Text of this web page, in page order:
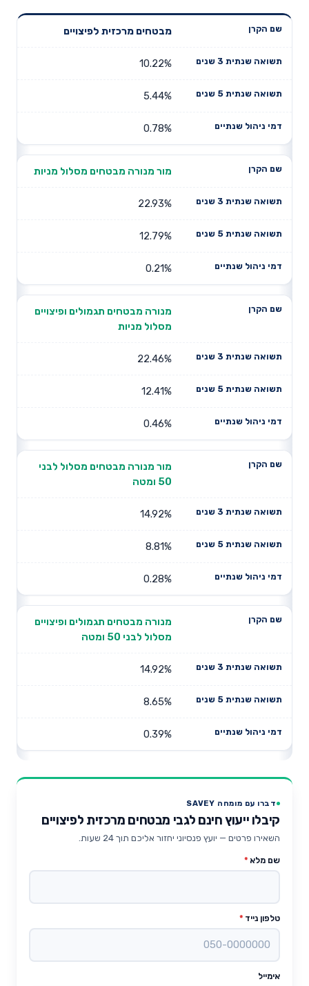
שנים
תשואה
מבטחים מרכזית לפיצויים
10.22%
5.44%
0.78%
מור מנורה מבטחים מסלול מניות
22.93%
12.79%
0.21%
מנורה מבטחים תגמולים ופיצויים
מסלול מניות
22.46%
12.41%
0.46%
מור מנורה מבטחים מסלול לבני
50 ומטה
14.92%
8.81%
0.28%
מנורה מבטחים תגמולים ופיצויים
מסלול לבני 50 ומטה
14.92%
8.65%
0.39%
דברו עם מומחה SAVEY
קיבלו ייעוץ חינם לגבי מבטחים מרכזית לפיצויים
השאירו פרטים — יועץ פנסיוני יחזור אליכם תוך 24 שעות.
שם מלא *
טלפון נייד *
אימייל